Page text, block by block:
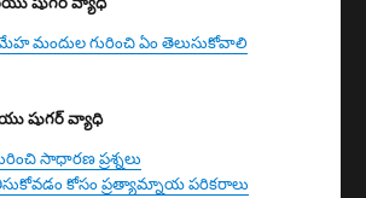
మందుల గురించి ఏం తెలుసుకోవాలి
షుగర్ వ్యాధి
సాధారణ ప్రశ్నలు
కోసం ప్రత్యామ్నాయ పరికరాలు